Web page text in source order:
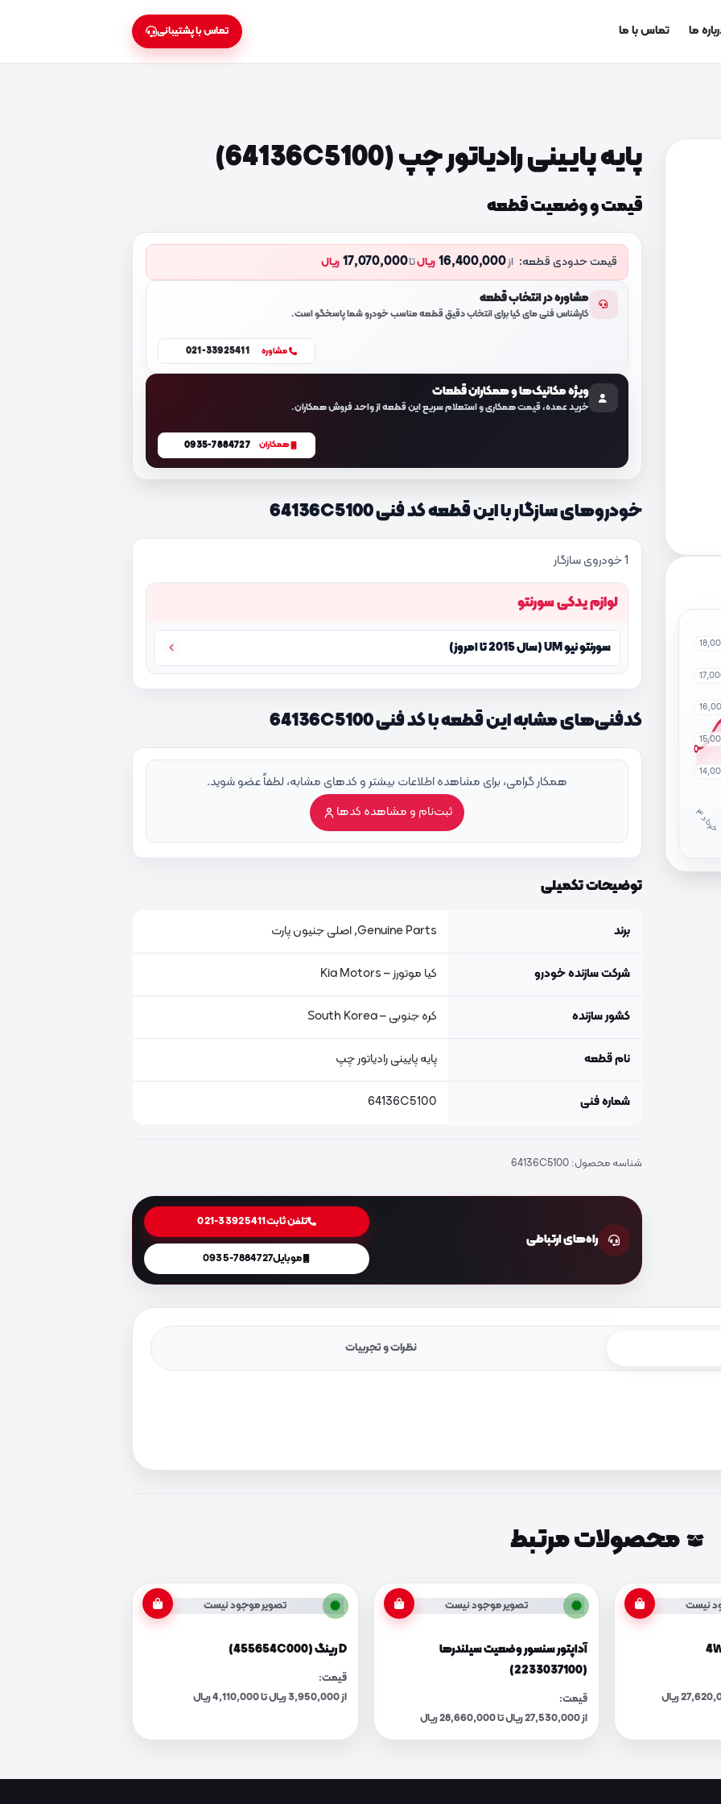
ما تماس با ما تماس با پشتیبانی
خ
ر
داد
۳
پایه پایینی رادیاتور چپ (64136C5100)
قیمت و وضعیت قطعه
قیمت حدودی قطعه: از16,400,000 ریالتا17,070,000ریال
مشاوره در انتخاب قطعه
کارشناس فنی مای کیا برای انتخاب دقیق قطعه مناسب خودرو شما پاسخگو است.
مشاوره 021-33925411
ویژه مکانیک‌ها و همکاران قطعات
خرید عمده، قیمت همکاری و استعلام سریع این قطعه از واحد فروش همکاران.
همکاران 0935-7884727
خودروهای سازگار با این قطعه کد فنی 64136C5100
1 خودروی سازگار
لوازم یدکی سورنتو
سورنتو نیو UM (سال 2015 تا امروز)
کدفنی‌های مشابه این قطعه با کد فنی 64136C5100
همکار گرامی، برای مشاهده اطلاعات بیشتر و کدهای مشابه، لطفاً عضو شوید.
ثبت‌نام و مشاهده کدها
توضیحات تکمیلی
برند Genuine Parts, اصلی جنیون پارت
شرکت سازنده خودرو کیا موتورز – Kia Motors
کشور سازنده کره جنوبی – South Korea
نام قطعه پایه پایینی رادیاتور چپ
شماره فنی 64136C5100
شناسه محصول:64136C5100
راه‌های ارتباطی
تلفن ثابت021-33925411
موبایل0935-7884727
نظرات و تجربیات
محصولات مرتبط
نیست تصویر موجود نیست
آداپتور سنسور وضعیت سیلندرها
(2233037100)
قیمت:
از 27,530,000 ریال تا 28,660,000 ریال
تصویر موجود نیست
D رینگ (455654C000)
قیمت:
از 3,950,000 ریال تا 4,110,000 ریال